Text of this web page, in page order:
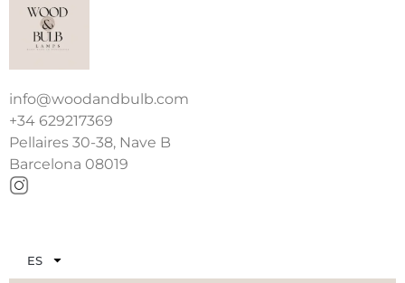
info@woodandbulb.com
+34 629217369
Pellaires 30-38, Nave B
Barcelona 08019
ES